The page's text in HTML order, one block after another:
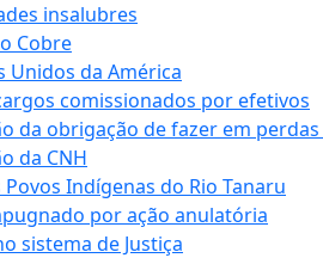
insalubres
Cobre
Unidos da América
comissionados por efetivos
da obrigação de fazer em perdas
da CNH
Indígenas do Rio Tanaru
por ação anulatória
sistema de Justiça